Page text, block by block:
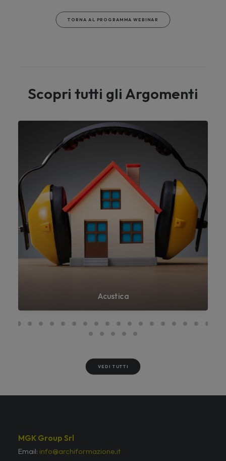
TORNA AL PROGRAMMA WEBINAR
Scopri tutti gli Argomenti
Acustica
VEDI TUTTI
MGK Group Srl
Email: info@archiformazione.it